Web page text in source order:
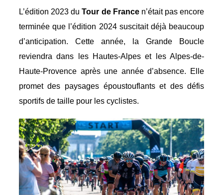
L’édition 2023 duTour de Francen’était pas encore
terminée que l’édition 2024 suscitait déjà beaucoup
d’anticipation. Cette année, la Grande Boucle
reviendra dans les Hautes-Alpes et les Alpes-de-
Haute-Provence après une année d’absence. Elle
promet des paysages époustouflants et des défis
sportifs de taille pour les cyclistes.